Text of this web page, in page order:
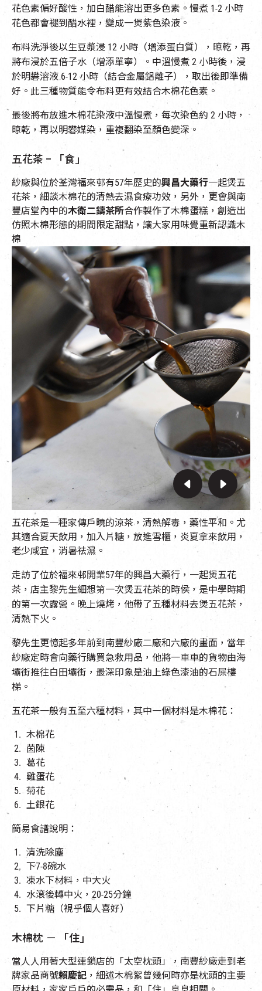
花色素偏好酸性，加白醋能溶出更多色素。慢煮 1-2 小時
花色都會褪到醋水裡，變成一煲紫色染液。
布料洗淨後以生豆漿浸 12 小時（增添蛋白質），晾乾，再
將布浸於五倍子水（增添單寧）。中溫慢煮 2 小時後，浸
於明礬溶液 6-12 小時（結合金屬鋁離子），取出後即準備
好。此三種物質能令布料更有效結合木棉花色素。
最後將布放進木棉花染液中溫慢煮，每次染色約 2 小時，
晾乾，再以明礬媒染，重複翻染至顏色變深。
五花茶 – 「食」
紗廠與位於荃灣福來邨有57年歷史的興昌大藥行一起煲五
花茶，細談木棉花的清熱去濕食療功效，另外，更會與南
豐店堂內中的木衛二鑄茶所合作製作了木棉蛋糕，創造出
仿照木棉形態的期間限定甜點，讓大家用味覺重新認識木
棉
五花茶是一種家傳戶曉的涼茶，清熱解毒，藥性平和。尤
其適合夏天飲用，加入片糖，放進雪櫃，炎夏拿來飲用，
老少咸宜，消暑祛濕。
走訪了位於福來邨開業57年的興昌大藥行，一起煲五花
茶，店主黎先生細想第一次煲五花茶的時侯，是中學時期
的第一次露營。晚上燒烤，他帶了五種材料去煲五花茶，
清熱下火。
黎先生更憶起多年前到南豐紗廠二廠和六廠的畫面，當年
紗廠定時會向藥行購買急救用品，他將一車車的貨物由海
壩街推往白田壩街，最深印象是油上綠色漆油的石屎樓
梯。
五花茶一般有五至六種材料，其中一個材料是木棉花：
木棉花
茵陳
葛花
雞蛋花
菊花
土銀花
簡易食譜說明：
清洗除塵
下7-8碗水
凍水下材料，中大火
水滾後轉中火，20-25分鐘
下片糖（視乎個人喜好）
木棉枕 － 「住」
當人人用著大型連鎖店的「太空枕頭」，南豐紗廠走到老
牌家品商號賴慶記 ，細述木棉絮曾幾何時亦是枕頭的主要